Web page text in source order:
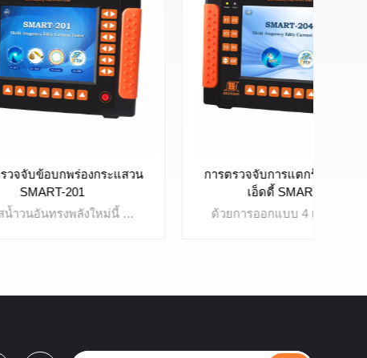
ะแสวน
กระแสน้ำวนอันทรงพลังใหม่นี้ ข้อบกพร่อง เครื่องตรวจจับทำให้การตรวจสอบด้วยตนเองง่ายขึ้น เร็วขึ้น และแม่นยำยิ่งขึ้น การตรวจสอบข้อบกพร่อง การตรวจสอบรอยเชื่อม การวัดค่าการนำไฟฟ้า และการวัดความหนาของชั้นเคลือบ รวมอยู่ในเครื่องมือนี้แล้ว ดีไซน์แบบออลอินวันทำให้ตัวเครื่องมีขนาดเล็กพร้อมฟังก์ชันที่แข็งแกร่ง
การตรวจจับการแตกร้าวของกระแส
ด้วยการออกแบบ 4 แชนเนลและ 2 ความถี่ อุปกรณ์ตรวจจับการแตกร้าวของกระแสไหลวนนี้ช่วยให้การตรวจสอบด้วยตนเองมีความไวสูงและมีประสิทธิภาพสูง การตั้งค่าการตรวจสอบสำหรับแอปพลิเคชันต่างๆ สามารถจัดเก็บไว้ในไฟล์และเรียกใช้งานได้เมื่อจำเป็น